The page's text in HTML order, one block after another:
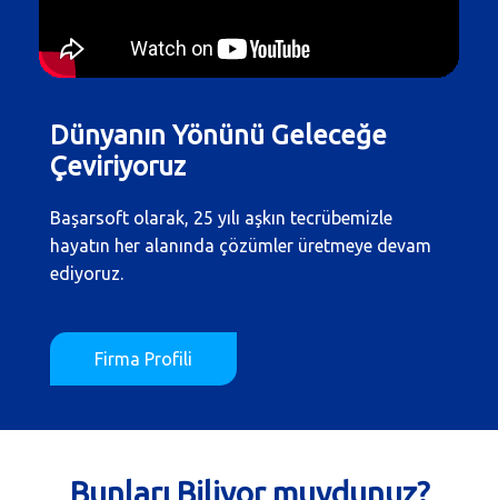
Dünyanın Yönünü Geleceğe
Çeviriyoruz
Başarsoft olarak, 25 yılı aşkın tecrübemizle
hayatın her alanında çözümler üretmeye devam
ediyoruz.
Firma Profili
Bunları Biliyor muydunuz?